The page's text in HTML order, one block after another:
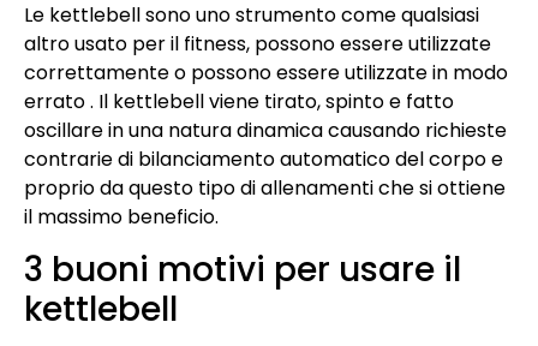
Le kettlebell sono uno strumento come qualsiasi
altro usato per il fitness, possono essere utilizzate
correttamente o possono essere utilizzate in modo
errato . Il kettlebell viene tirato, spinto e fatto
oscillare in una natura dinamica causando richieste
contrarie di bilanciamento automatico del corpo e
proprio da questo tipo di allenamenti che si ottiene
il massimo beneficio.
3 buoni motivi per usare il
kettlebell